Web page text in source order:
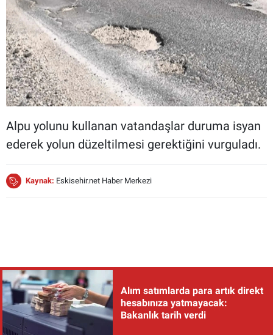
Alpu yolunu kullanan vatandaşlar duruma isyan
ederek yolun düzeltilmesi gerektiğini vurguladı.
Kaynak: Eskisehir.net Haber Merkezi
Alım satımlarda para artık direkt
hesabınıza yatmayacak:
Bakanlık tarih verdi